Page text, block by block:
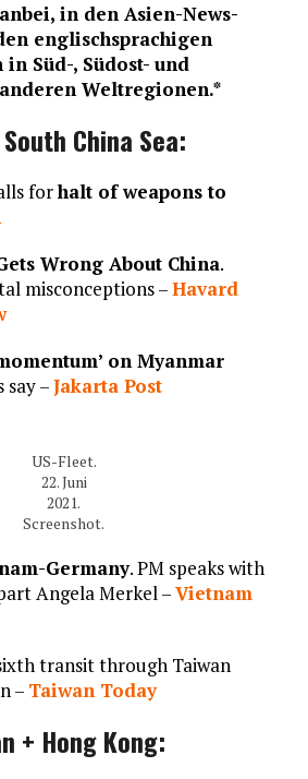
in den Asien-News-
englischsprachigen
Süd-, Südost- und
Weltregionen.*
China Sea:
forhalt of weapons to
Wrong About China.
misconceptions –Havard
on Myanmar
say –Jakarta Post
US-Fleet.
22. Juni
2021.
Screenshot.
Germany. PM speaks with
Angela Merkel –Vietnam
transit through Taiwan
– Taiwan Today
+ Hong Kong: